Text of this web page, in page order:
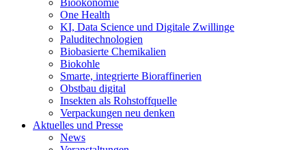
Bioökonomie
One Health
KI, Data Science und Digitale Zwillinge
Paluditechnologien
Biobasierte Chemikalien
Biokohle
Smarte, integrierte Bioraffinerien
Obstbau digital
Insekten als Rohstoffquelle
Verpackungen neu denken
Aktuelles und Presse
News